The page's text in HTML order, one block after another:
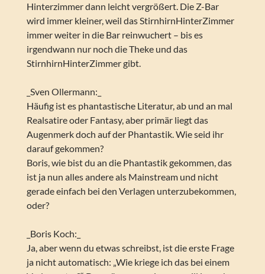
Hinterzimmer dann leicht vergrößert. Die Z-Bar
wird immer kleiner, weil das StirnhirnHinterZimmer
immer weiter in die Bar reinwuchert – bis es
irgendwann nur noch die Theke und das
StirnhirnHinterZimmer gibt.
_Sven Ollermann:_
Häufig ist es phantastische Literatur, ab und an mal
Realsatire oder Fantasy, aber primär liegt das
Augenmerk doch auf der Phantastik. Wie seid ihr
darauf gekommen?
Boris, wie bist du an die Phantastik gekommen, das
ist ja nun alles andere als Mainstream und nicht
gerade einfach bei den Verlagen unterzubekommen,
oder?
_Boris Koch:_
Ja, aber wenn du etwas schreibst, ist die erste Frage
ja nicht automatisch: „Wie kriege ich das bei einem